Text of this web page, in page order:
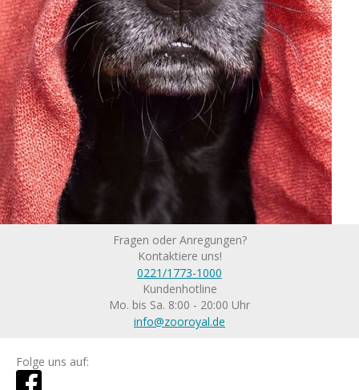
Fragen oder Anregungen?
Kontaktiere uns!
0221/1773-1000
Kundenhotline
Mo. bis Sa. 8:00 - 20:00 Uhr
info@zooroyal.de
Folge uns auf: